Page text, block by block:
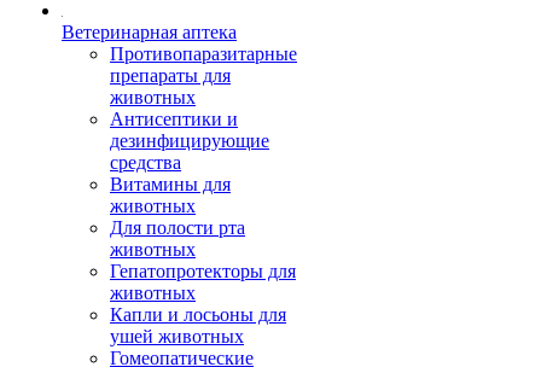
Ветеринарная аптека
Противопаразитарные
препараты для
животных
Антисептики и
дезинфицирующие
средства
Витамины для
животных
Для полости рта
животных
Гепатопротекторы для
животных
Капли и лосьоны для
ушей животных
Гомеопатические